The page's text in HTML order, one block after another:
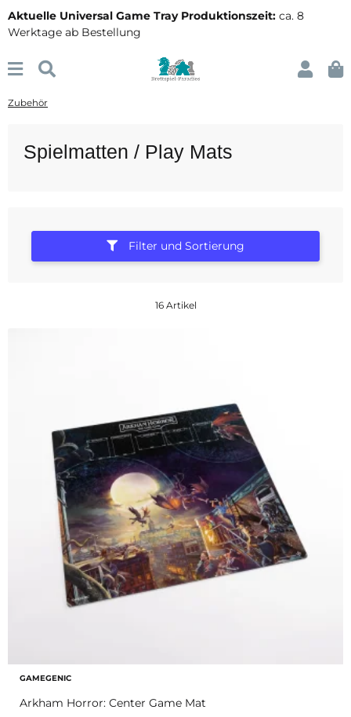
Aktuelle Universal Game Tray Produktionszeit: ca. 8
Werktage ab Bestellung
Zubehör
Spielmatten / Play Mats
Filter und Sortierung
16 Artikel
GAMEGENIC
Arkham Horror: Center Game Mat